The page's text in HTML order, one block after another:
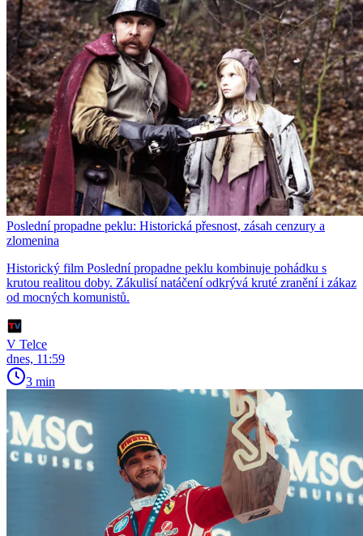
Poslední propadne peklu: Historická přesnost, zásah cenzury a
zlomenina
Historický film Poslední propadne peklu kombinuje pohádku s
krutou realitou doby. Zákulisí natáčení odkrývá kruté zranění i zákaz
od mocných komunistů.
V Telce
dnes, 11:59
3 min